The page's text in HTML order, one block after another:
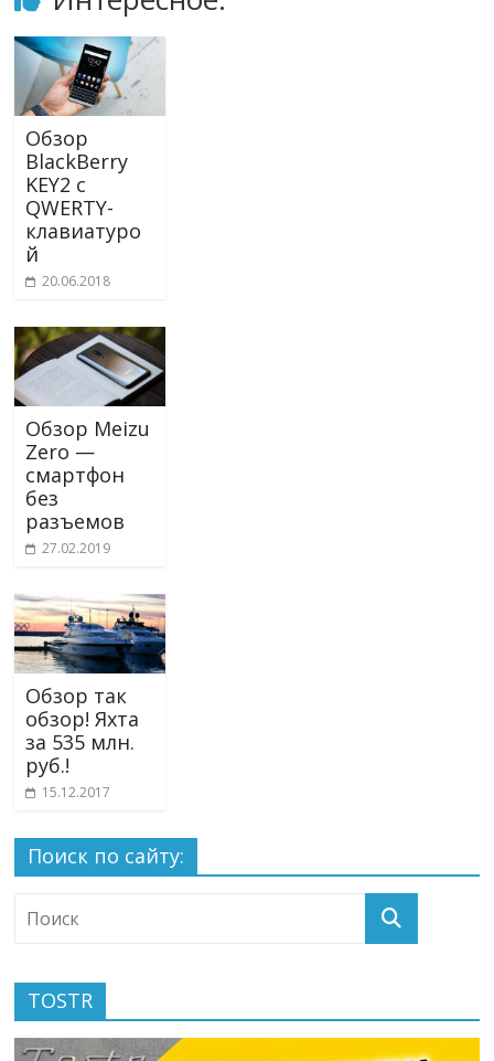
Обзор
BlackBerry
KEY2 с
QWERTY-
клавиатуро
й
20.06.2018
Обзор Meizu
Zero —
смартфон
без
разъемов
27.02.2019
Обзор так
обзор! Яхта
за 535 млн.
руб.!
15.12.2017
Поиск по сайту:
TOSTR